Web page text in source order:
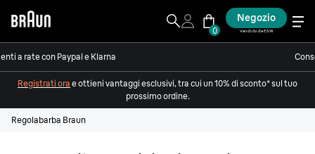
0
Negozio
Venduto da ESW
a rate con Paypal e Klarna
Registrati ora e ottieni vantaggi esclusivi, tra cui un 10% di sconto* sul tuo
prossimo ordine.
Regolabarba Braun